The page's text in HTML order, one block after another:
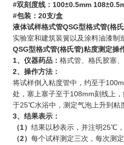
#双刻度线：100±0.5mm
#包装：20支/盒
液体试样格式管QSG型格式管(格
实验室和建筑装簧以及涂料油漆制
QSG型格式管(格氏管)粘度测定操
1、仪器药品： 格式管、格氏胶塞
2、操作方法：
将试样倒入粘度管中，约至于
处，塞上塞子至于108mm刻线上
于25℃水浴中，测定气泡上升到粘
3、结果表示：
（1） 结果以秒表示，并注明25℃
（2） 每个试样测定三次，每次测